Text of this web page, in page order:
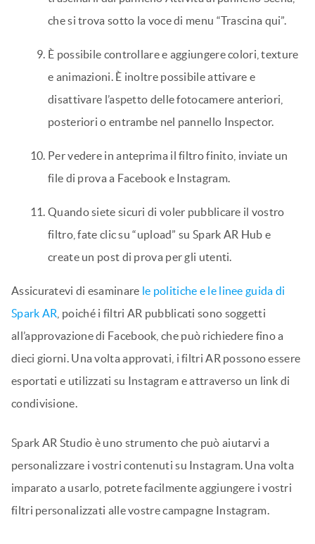
che si trova sotto la voce di menu “Trascina qui”.
È possibile controllare e aggiungere colori, texture
e animazioni. È inoltre possibile attivare e
disattivare l’aspetto delle fotocamere anteriori,
posteriori o entrambe nel pannello Inspector.
Per vedere in anteprima il filtro finito, inviate un
file di prova a Facebook e Instagram.
Quando siete sicuri di voler pubblicare il vostro
filtro, fate clic su “upload” su Spark AR Hub e
create un post di prova per gli utenti.
Assicuratevi di esaminare le politiche e le linee guida di
Spark AR , poiché i filtri AR pubblicati sono soggetti
all’approvazione di Facebook, che può richiedere fino a
dieci giorni. Una volta approvati, i filtri AR possono essere
esportati e utilizzati su Instagram e attraverso un link di
condivisione.
Spark AR Studio è uno strumento che può aiutarvi a
personalizzare i vostri contenuti su Instagram. Una volta
imparato a usarlo, potrete facilmente aggiungere i vostri
filtri personalizzati alle vostre campagne Instagram.